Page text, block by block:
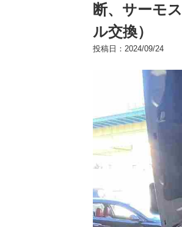
断、サーモ
ル交換）
投稿日： 2024/09/24